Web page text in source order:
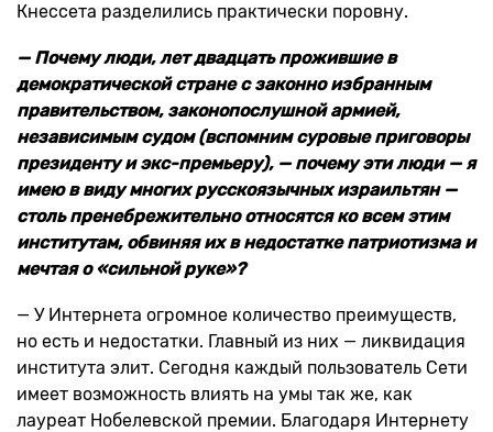
Кнессета разделились практически поровну.
— Почему люди, лет двадцать прожившие в
демократической стране с законно избранным
правительством, законопослушной армией,
независимым судом (вспомним суровые приговоры
президенту и экс-премьеру), — почему эти люди — я
имею в виду многих русскоязычных израильтян —
столь пренебрежительно относятся ко всем этим
институтам, обвиняя их в недостатке патриотизма и
мечтая о «сильной руке»?
— У Интернета огромное количество преимуществ,
но есть и недостатки. Главный из них — ликвидация
института элит. Сегодня каждый пользователь Сети
имеет возможность влиять на умы так же, как
лауреат Нобелевской премии. Благодаря Интернету